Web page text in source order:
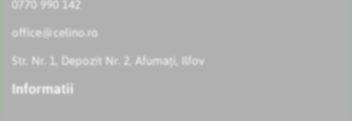
0770 990 142
office@celino.ro
Str. Nr. 1, Depozit Nr. 2, Afumați, Ilfov
Informatii